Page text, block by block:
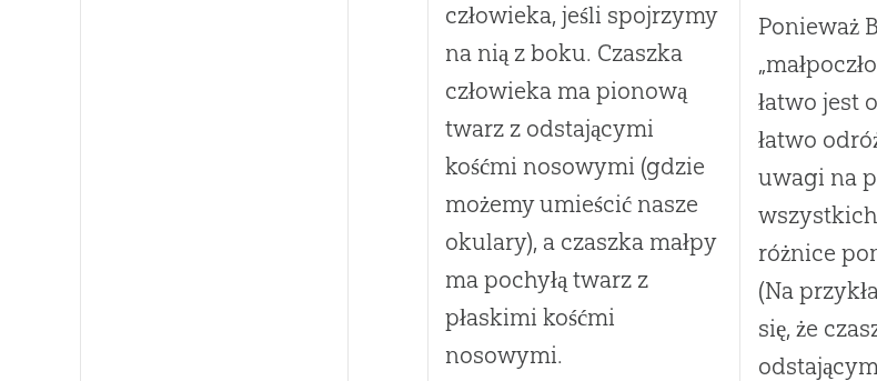
człowieka, jeśli spojrzymy
na nią z boku. Czaszka
człowieka ma pionową
twarz z odstającymi
kośćmi nosowymi (gdzie
możemy umieścić nasze
okulary), a czaszka małpy
ma pochyłą twarz z
płaskimi kośćmi
nosowymi.
Ponieważ
łatwo jest
łatwo
uwagi na
różnice
(Na
się, że